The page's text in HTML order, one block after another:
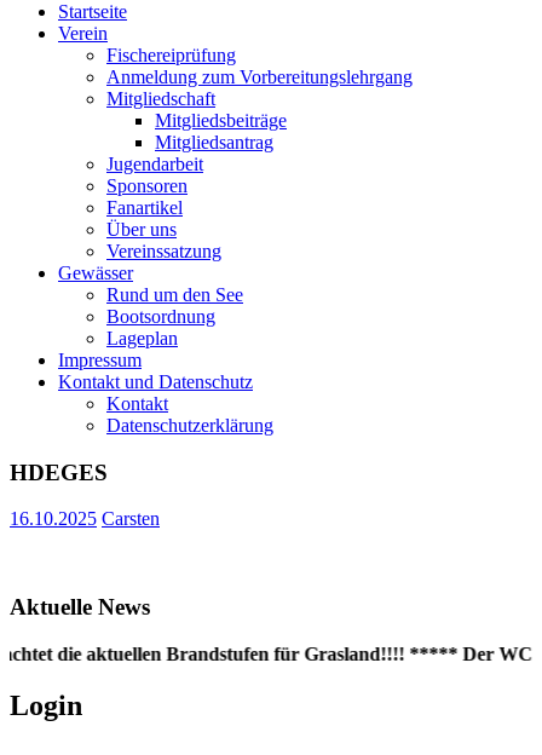
Startseite
Verein
Fischereiprüfung
Anmeldung zum Vorbereitungslehrgang
Mitgliedschaft
Mitgliedsbeiträge
Mitgliedsantrag
Jugendarbeit
Sponsoren
Fanartikel
Über uns
Vereinssatzung
Gewässer
Rund um den See
Bootsordnung
Lageplan
Impressum
Kontakt und Datenschutz
Kontakt
Datenschutzerklärung
HDEGES
16.10.2025 Carsten
Aktuelle News
die aktuellen Brandstufen für Grasland!!!! ***** Der WC-
Login